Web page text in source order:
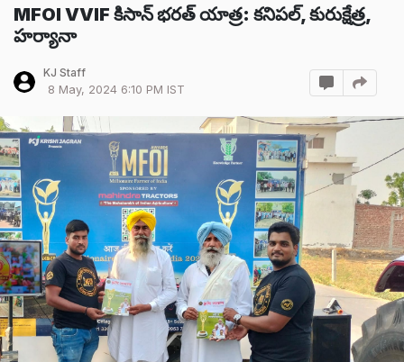
MFOI VVIF కిసాన్ భరత్ యాత్ర: కనిపల్, కురుక్షేత్ర,
హర్యానా
KJ Staff
8 May, 2024 6:10 PM IST